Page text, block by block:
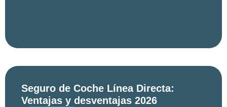
Seguro de Coche Línea Directa:
Ventajas y desventajas 2026